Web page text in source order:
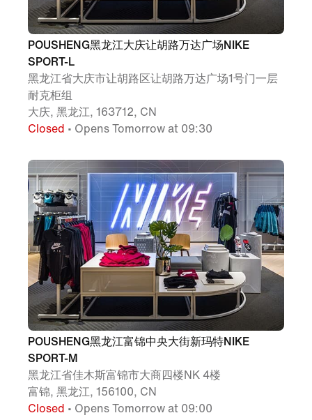
POUSHENG黑龙江大庆让胡路万达广场NIKE
SPORT-L
黑龙江省大庆市让胡路区让胡路万达广场1号门一层
耐克柜组
大庆, 黑龙江, 163712, CN
Closed • Opens Tomorrow at 09:30
POUSHENG黑龙江富锦中央大街新玛特NIKE
SPORT-M
黑龙江省佳木斯富锦市大商四楼NK 4楼
富锦, 黑龙江, 156100, CN
Closed • Opens Tomorrow at 09:00